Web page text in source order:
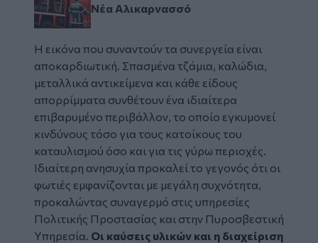
Νέα Αλικαρνασσό
Η εικόνα που συναντούν τα συνεργεία είναι
αποκαρδιωτική. Σπασμένα τζάμια, καλώδια,
μεταλλικά αντικείμενα και κάθε είδους
απορρίμματα συνθέτουν ένα ιδιαίτερα
επιβαρυμένο περιβάλλον, το οποίο εγκυμονεί
κινδύνους τόσο για τους κατοίκους του
καταυλισμού όσο και για τις γύρω περιοχές.
Ιδιαίτερη ανησυχία προκαλεί το γεγονός ότι οι
φωτιές εμφανίζονται με μεγάλη συχνότητα,
προκαλώντας συναγερμό στις υπηρεσίες
Πολιτικής Προστασίας και στην Πυροσβεστική
Υπηρεσία. Οι καύσεις υλικών και η διαχείριση